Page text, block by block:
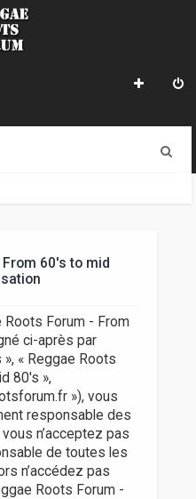
60's to mid
Roots Forum - From
ci-après par
», « Reggae Roots
80's »,
»), vous
responsable des
n’acceptez pas
de toutes les
n’accédez pas
Roots Forum -